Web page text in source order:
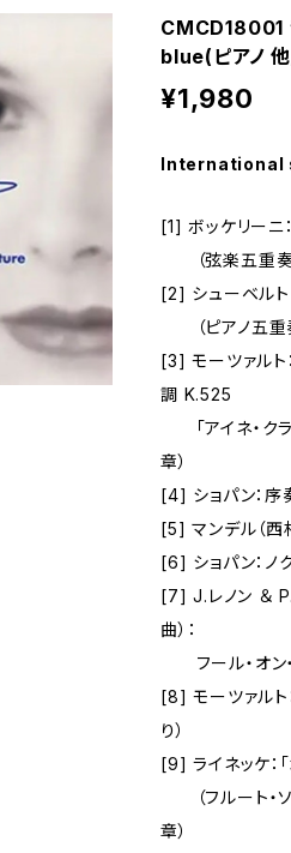
CMCD18001
blue(ピアノ
¥1,980
International
[1] ボッケリーニ
（弦楽五重奏
[2] シューベルト
（ピアノ五重
[3] モーツァルト
調 K.525
「アイネ・クラ
章）
[4] ショパン：
[5] マンデル（西
[6] ショパン：
[7] J.レノン ＆
曲）：
フール・オン
[8] モーツァルト
り）
[9] ライネッケ：
（フルート・
章）